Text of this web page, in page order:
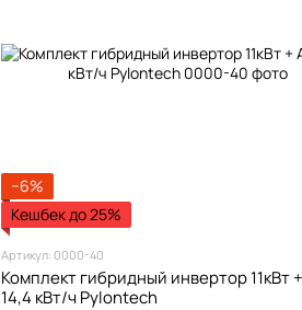
−6%
Кешбек до 25%
Артикул: 0000-40
Комплект гибридный инвертор 11кВт
14,4 кВт/ч Pylontech